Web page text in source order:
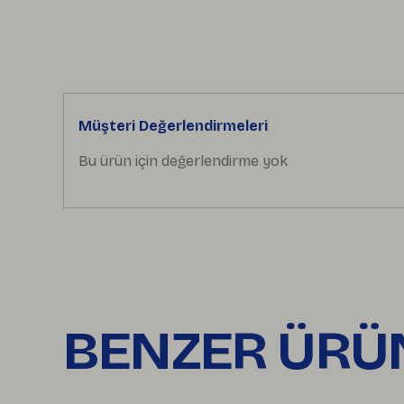
Müşteri Değerlendirmeleri
Bu ürün için değerlendirme yok
BENZER